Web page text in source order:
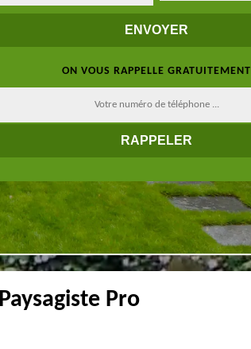
ON VOUS RAPPELLE GRATUITEMENT
Pro